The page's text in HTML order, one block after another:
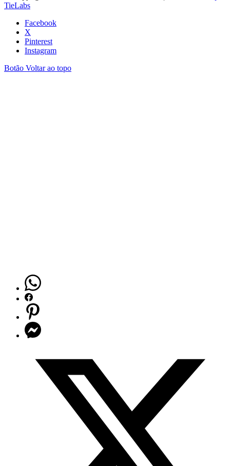
TieLabs
Facebook
X
Pinterest
Instagram
Botão Voltar ao topo